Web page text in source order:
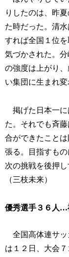
りしたのは、昨
た時だった。清
すれば全国１位
気づかされた。
の強度は上がり
い集団に生まれ変
掲げた日本一に
た。それでも斉
合ができたこと
張る。目指すもの
次の挑戦を後押し
（三枝未来）
優秀選手３６人…
全国高体連サッ
は１２日、大会